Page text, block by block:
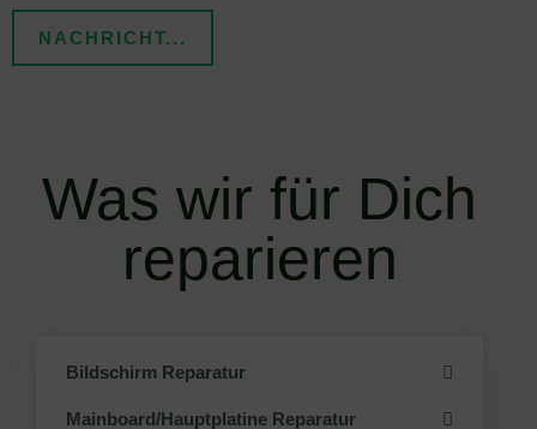
NACHRICHT...
Was wir für Dich
reparieren
Bildschirm Reparatur
Mainboard/Hauptplatine Reparatur